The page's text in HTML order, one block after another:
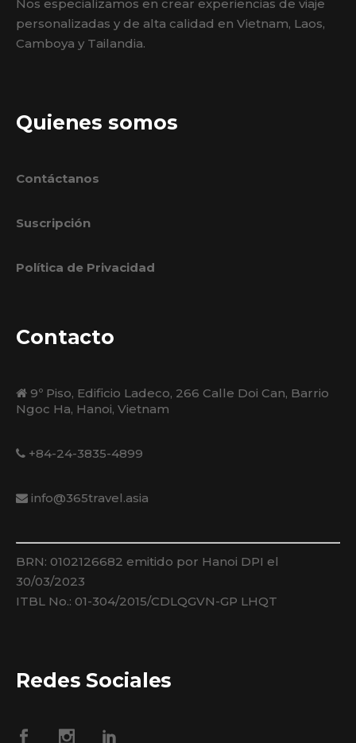
Nos especializamos en crear experiencias de viaje
personalizadas y de alta calidad en Vietnam, Laos,
Camboya y Tailandia.
Quienes somos
Contáctanos
Suscripción
Política de Privacidad
Contacto
9º Piso, Edificio Ladeco, 266 Calle Doi Can, Barrio
Ngoc Ha, Hanoi, Vietnam
+84-24-3835-4899
info@365travel.asia
BRN: 0102126682 emitido por Hanoi DPI el
30/03/2023
ITBL No.: 01-304/2015/CDLQGVN-GP LHQT
Redes Sociales